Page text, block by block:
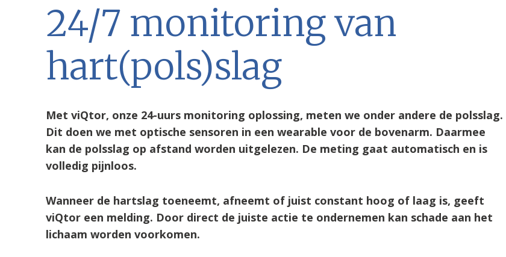
24/7 monitoring van
hart(pols)slag
Met viQtor, onze 24-uurs monitoring oplossing, meten we onder andere de polsslag.
Dit doen we met optische sensoren in een wearable voor de bovenarm. Daarmee
kan de polsslag op afstand worden uitgelezen. De meting gaat automatisch en is
volledig pijnloos.
Wanneer de hartslag toeneemt, afneemt of juist constant hoog of laag is, geeft
viQtor een melding. Door direct de juiste actie te ondernemen kan schade aan het
lichaam worden voorkomen.